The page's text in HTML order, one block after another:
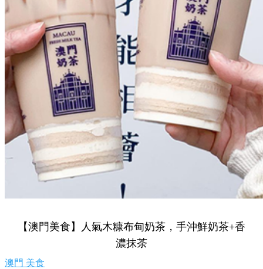
【澳門美食】人氣木糠布甸奶茶，手沖鮮奶茶+香
濃抹茶
澳門 美食